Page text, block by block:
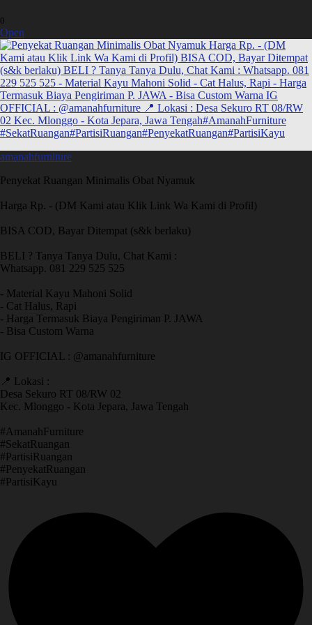
0
Open
amanahfurniture
Penyekat Ruangan Minimalis Obat Nyamuk
Harga Rp. - (DM Kami atau Klik Link Wa Kami di Profil)
BISA COD, Bayar Ditempat (s&k berlaku)
BELI ? Tanya Tanya Dulu, Chat Kami :
Whatsapp. 081 229 525 525
- Material Kayu Mahoni Solid
- Cat Halus, Rapi
- Harga Termasuk Biaya Pengiriman P. JAWA
- Bisa Custom Warna
IG OFFICIAL : @amanahfurniture
📍 Lokasi :
Desa Sekuro RT 08/RW 02
Kec. Mlonggo - Kota Jepara, Jawa Tengah
​#AmanahFurniture
​#SekatRuangan
​#PartisiRuangan
​#PenyekatRuangan
​#PartisiKayu